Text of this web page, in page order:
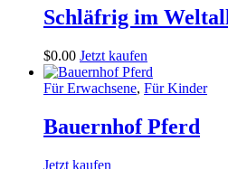
Schläfrig im Weltall
$0.00 Jetzt kaufen
Für Erwachsene, Für Kinder
Bauernhof Pferd
Jetzt kaufen